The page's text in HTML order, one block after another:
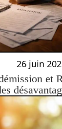
26 juin
et